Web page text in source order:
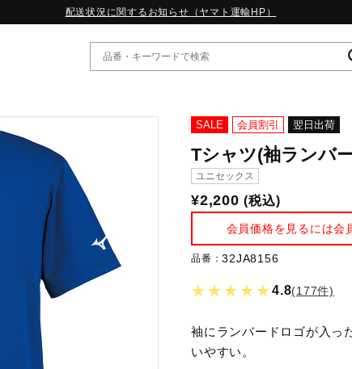
配送状況に関するお知らせ（ヤマト運輸HP）
WP13.2｜特集
MORELIA LS｜特集
W.PROPHECY1｜特集
WP MAGIC MITA｜特集
WP STRAP｜特集
スペシャルカラーパック｜特集
WP STRAP 2｜特集
マーガレット・ハウエル｜特集
SALE 会員割引 翌日出荷
Tシャツ(袖ランバ
ユニセックス
¥2,200 (税込)
会員価格を見るには会
品番：32JA8156
★★★★★4.8(177件)
袖にランバードロゴが入っ
いやすい。